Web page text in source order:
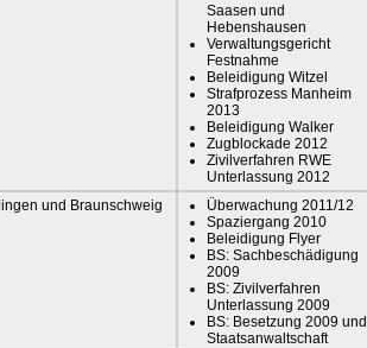
Saasen und
Hebenshausen
Verwaltungsgericht
Festnahme
Beleidigung Witzel
Strafprozess Manheim
2013
Beleidigung Walker
Zugblockade 2012
Zivilverfahren RWE
Unterlassung 2012
und Braunschweig
Überwachung 2011/12
Spaziergang 2010
Beleidigung Flyer
BS: Sachbeschädigung
2009
BS: Zivilverfahren
Unterlassung 2009
BS: Besetzung 2009 und
Staatsanwaltschaft